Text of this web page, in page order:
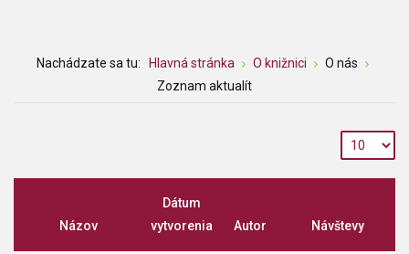
Nachádzate sa tu: Hlavná stránka O knižnici
O nás
Zoznam aktualít
Názov
Dátum
vytvorenia
Autor Návštevy